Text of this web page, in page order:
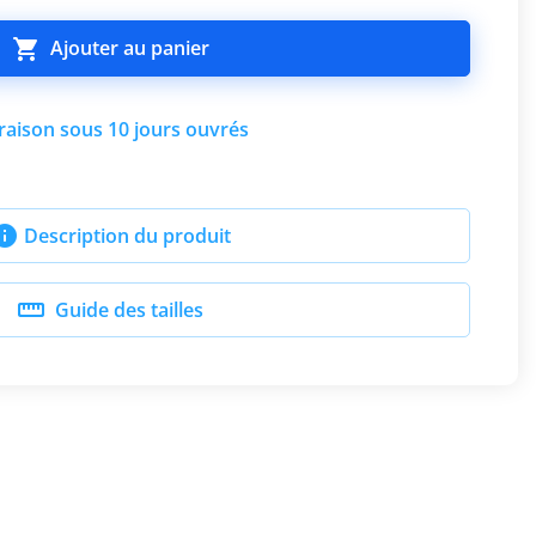
 Ajouter au panier
sous 10 jours ouvrés
Description du produit
 Guide des tailles